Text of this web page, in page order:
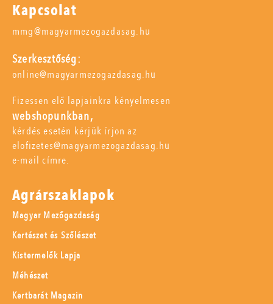
Kapcsolat
mmg@magyarmezogazdasag.hu
Szerkesztőség:
online@magyarmezogazdasag.hu
Fizessen elő lapjainkra kényelmesen
webshopunkban,
kérdés esetén kérjük írjon az
elofizetes@magyarmezogazdasag.hu
e-mail címre.
Agrárszaklapok
Magyar Mezőgazdaság
Kertészet és Szőlészet
Kistermelők Lapja
Méhészet
Kertbarát Magazin